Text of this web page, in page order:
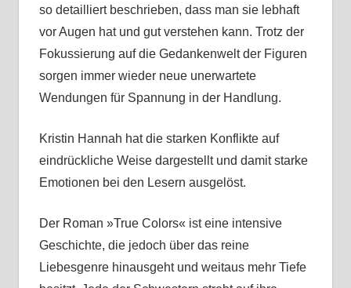
so detailliert beschrieben, dass man sie lebhaft
vor Augen hat und gut verstehen kann. Trotz der
Fokussierung auf die Gedankenwelt der Figuren
sorgen immer wieder neue unerwartete
Wendungen für Spannung in der Handlung.
Kristin Hannah hat die starken Konflikte auf
eindrückliche Weise dargestellt und damit starke
Emotionen bei den Lesern ausgelöst.
Der Roman »True Colors« ist eine intensive
Geschichte, die jedoch über das reine
Liebesgenre hinausgeht und weitaus mehr Tiefe